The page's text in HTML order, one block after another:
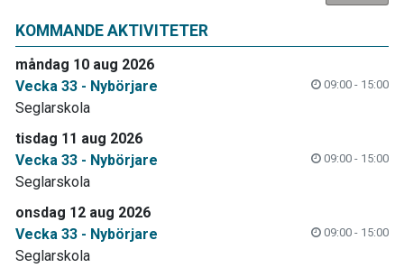
KOMMANDE AKTIVITETER
måndag 10 aug 2026
Vecka 33 - Nybörjare
09:00 - 15:00
Seglarskola
tisdag 11 aug 2026
Vecka 33 - Nybörjare
09:00 - 15:00
Seglarskola
onsdag 12 aug 2026
Vecka 33 - Nybörjare
09:00 - 15:00
Seglarskola